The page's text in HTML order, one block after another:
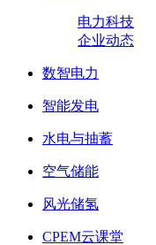
电力科技
企业动态
数智电力
智能发电
水电与抽蓄
空气储能
风光储氢
CPEM云课堂